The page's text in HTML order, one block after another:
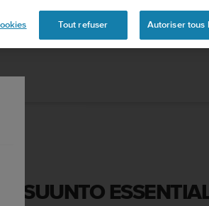
SUUNTO
Tout refuser Autoriser tous